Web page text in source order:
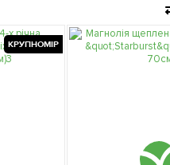
КРУПНОМІР